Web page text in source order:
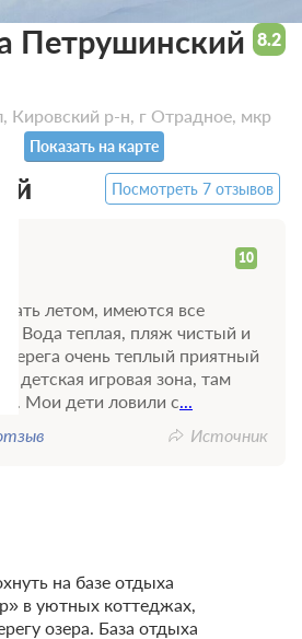
Петрушинский
Кировский р-н, г Отрадное, мкр
Показать на карте
8.2
Посмотреть 7 отзывов
10
летом, имеются все
Вода теплая, пляж чистый и
берега очень теплый приятный
детская игровая зона, там
Мои дети ловили с...
Источник
на базе отдыха
в уютных коттеджах,
озера. База отдыха